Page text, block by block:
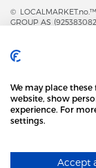
©
GROUP AS
and subject to limited
Office Adresse:
358, 0213 Oslo,
47 23 89 88 63 ©
DODATKOWO OD
STRONA
We may place
website, show
experience. For
settings.
Accept